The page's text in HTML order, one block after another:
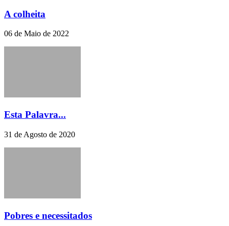
A colheita
06 de Maio de 2022
Esta Palavra...
31 de Agosto de 2020
Pobres e necessitados